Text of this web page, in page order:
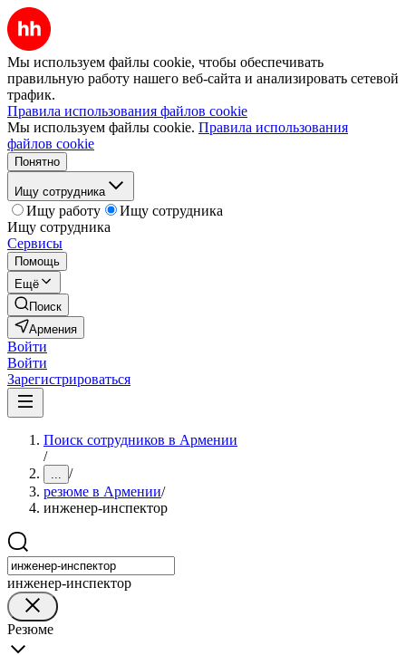
Мы используем файлы cookie, чтобы обеспечивать
правильную работу нашего веб-сайта и анализировать сетевой
трафик.
Правила использования файлов cookie
Мы используем файлы cookie. Правила использования
файлов cookie
Понятно
Ищу сотрудника
Ищу работу
Ищу сотрудника
Ищу сотрудника
Сервисы
Помощь
Ещё
Поиск
Армения
Войти
Войти
Зарегистрироваться
Поиск сотрудников в Армении
/
... /
резюме в Армении/
инженер-инспектор
инженер-инспектор
Резюме